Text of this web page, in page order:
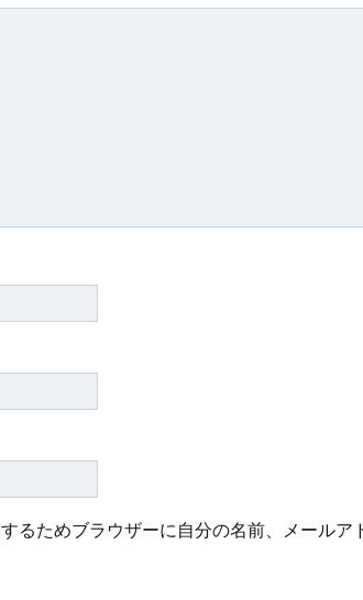
るためブラウザーに自分の名前、メールア